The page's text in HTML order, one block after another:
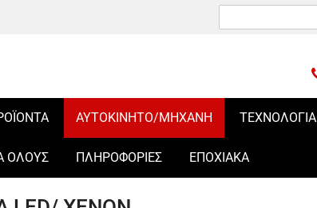
ΑΥΤΟΚΙΝΗΤΟ/ΜΗΧΑΝΗ ΤΕΧΝΟΛΟΓΙΑ
ΟΛΟΥΣ ΠΛΗΡΟΦΟΡΙΕΣ ΕΠΟΧΙΑΚΑ